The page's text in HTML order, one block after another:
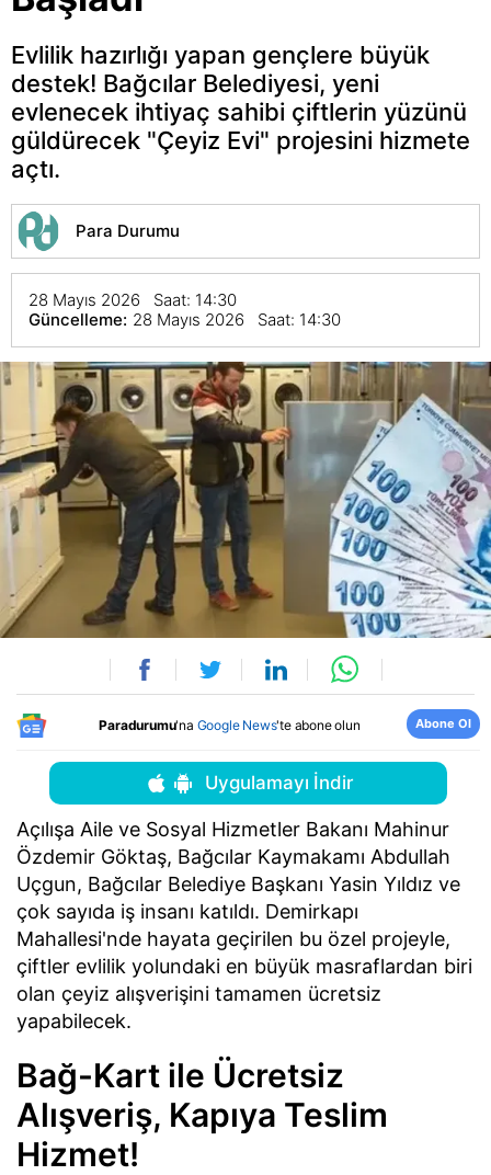
Evlilik hazırlığı yapan gençlere büyük
destek! Bağcılar Belediyesi, yeni
evlenecek ihtiyaç sahibi çiftlerin yüzünü
güldürecek "Çeyiz Evi" projesini hizmete
açtı.
Para Durumu
28 Mayıs 2026 Saat: 14:30
Güncelleme: 28 Mayıs 2026 Saat: 14:30
Paradurumu'na Google News'te abone olun Abone Ol
Uygulamayı İndir
Açılışa Aile ve Sosyal Hizmetler Bakanı Mahinur
Özdemir Göktaş, Bağcılar Kaymakamı Abdullah
Uçgun, Bağcılar Belediye Başkanı Yasin Yıldız ve
çok sayıda iş insanı katıldı. Demirkapı
Mahallesi'nde hayata geçirilen bu özel projeyle,
çiftler evlilik yolundaki en büyük masraflardan biri
olan çeyiz alışverişini tamamen ücretsiz
yapabilecek.
Bağ-Kart ile Ücretsiz
Alışveriş, Kapıya Teslim
Hizmet!